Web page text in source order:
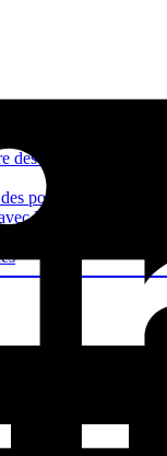
des bureaux de poste,
points de contact
les heures limites